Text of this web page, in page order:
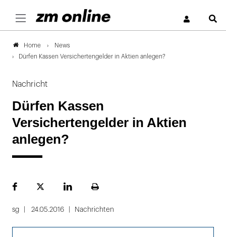
Home
News
Dürfen Kassen Versichertengelder in Aktien anlegen?
Nachricht
Dürfen Kassen
Versichertengelder in Aktien
anlegen?
FacebookPlattformLinekdInSeite
sg 24.05.2016 Nachrichten